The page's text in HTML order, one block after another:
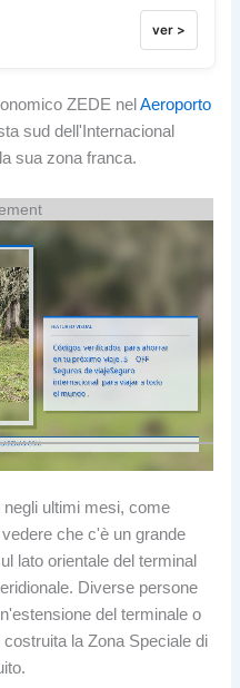
ver >
ZEDE nelAeroporto
sud dell'Internacional
sua zona franca.
ultimi mesi, come
che c'è un grande
lato orientale del terminal
Diverse persone
del terminale o
la Zona Speciale di